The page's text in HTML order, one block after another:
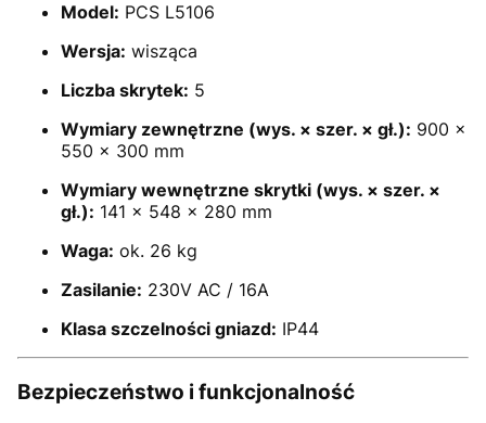
Model: PCS L5106
Wersja: wisząca
Liczba skrytek: 5
Wymiary zewnętrzne (wys. × szer. × gł.): 900 ×
550 × 300 mm
Wymiary wewnętrzne skrytki (wys. × szer. ×
gł.): 141 × 548 × 280 mm
Waga: ok. 26 kg
Zasilanie: 230V AC / 16A
Klasa szczelności gniazd: IP44
Bezpieczeństwo i funkcjonalność